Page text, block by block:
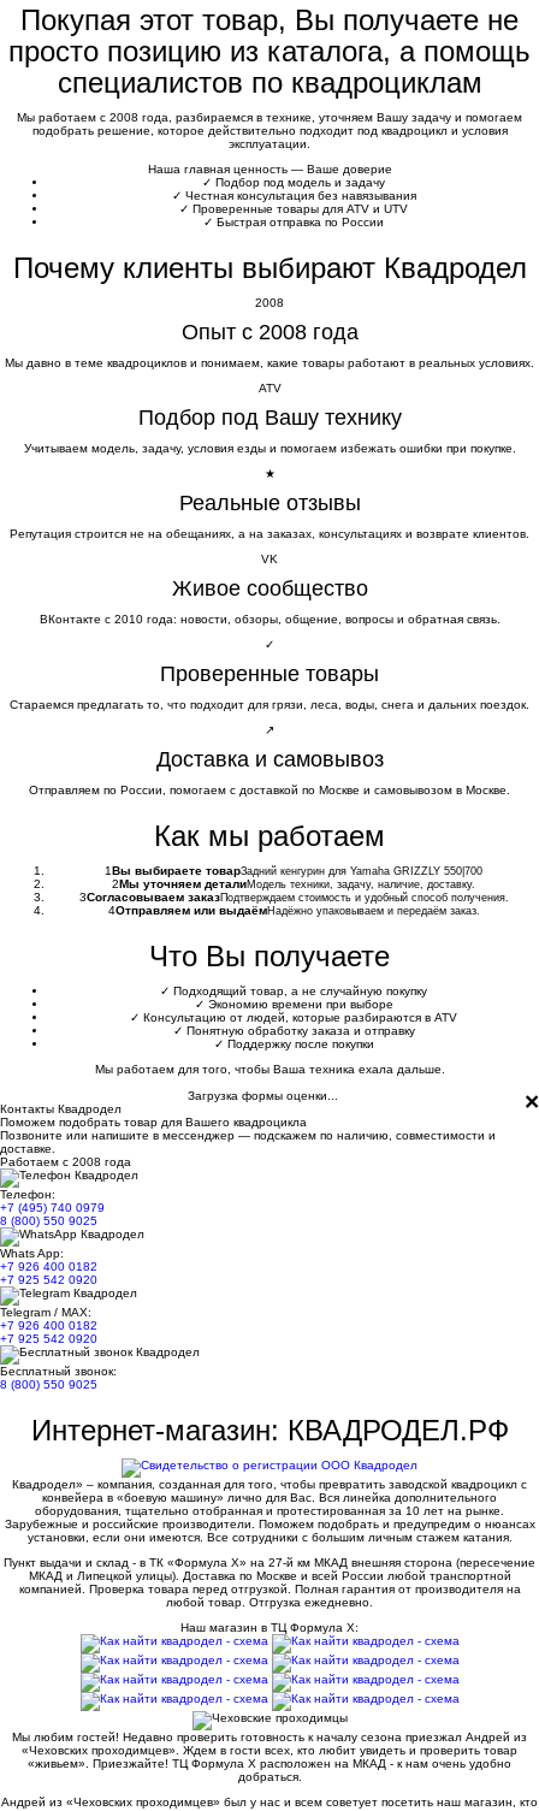
Покупая этот товар, Вы получаете не
просто позицию из каталога, а помощь
специалистов по квадроциклам
Мы работаем с 2008 года, разбираемся в технике, уточняем Вашу задачу и помогаем
подобрать решение, которое действительно подходит под квадроцикл и условия
эксплуатации.
Наша главная ценность — Ваше доверие
✓ Подбор под модель и задачу
✓ Честная консультация без навязывания
✓ Проверенные товары для ATV и UTV
✓ Быстрая отправка по России
Почему клиенты выбирают Квадродел
2008
Опыт с 2008 года
Мы давно в теме квадроциклов и понимаем, какие товары работают в реальных условиях.
ATV
Подбор под Вашу технику
Учитываем модель, задачу, условия езды и помогаем избежать ошибки при покупке.
★
Реальные отзывы
Репутация строится не на обещаниях, а на заказах, консультациях и возврате клиентов.
VK
Живое сообщество
ВКонтакте с 2010 года: новости, обзоры, общение, вопросы и обратная связь.
✓
Проверенные товары
Стараемся предлагать то, что подходит для грязи, леса, воды, снега и дальних поездок.
↗
Доставка и самовывоз
Отправляем по России, помогаем с доставкой по Москве и самовывозом в Москве.
Как мы работаем
1 Вы выбираете товарЗадний кенгурин для Yamaha GRIZZLY 550|700
2 Мы уточняем деталиМодель техники, задачу, наличие, доставку.
3Согласовываем заказПодтверждаем стоимость и удобный способ получения.
4Отправляем или выдаёмНадёжно упаковываем и передаём заказ.
Что Вы получаете
✓ Подходящий товар, а не случайную покупку
✓ Экономию времени при выборе
✓ Консультацию от людей, которые разбираются в ATV
✓ Понятную обработку заказа и отправку
✓ Поддержку после покупки
Мы работаем для того, чтобы Ваша техника ехала дальше.
×
Загрузка формы оценки...
Контакты Квадродел
Поможем подобрать товар для Вашего квадроцикла
Позвоните или напишите в мессенджер — подскажем по наличию, совместимости и
доставке.
Работаем с 2008 года
Телефон:
+7 (495) 740 0979
8 (800) 550 9025
Whats App:
+7 926 400 0182
+7 925 542 0920
Telegram / MAX:
+7 926 400 0182
+7 925 542 0920
Бесплатный звонок:
8 (800) 550 9025
Интернет-магазин: КВАДРОДЕЛ.РФ
Квадродел» – компания, созданная для того, чтобы превратить заводской квадроцикл с
конвейера в «боевую машину» лично для Вас. Вся линейка дополнительного
оборудования, тщательно отобранная и протестированная за 10 лет на рынке.
Зарубежные и российские производители. Поможем подобрать и предупредим о нюансах
установки, если они имеются. Все сотрудники с большим личным стажем катания.
Пункт выдачи и склад - в ТК «Формула X» на 27-й км МКАД внешняя сторона (пересечение
МКАД и Липецкой улицы). Доставка по Москве и всей России любой транспортной
компанией. Проверка товара перед отгрузкой. Полная гарантия от производителя на
любой товар. Отгрузка ежедневно.
Наш магазин в ТЦ Формула Х:
Мы любим гостей! Недавно проверить готовность к началу сезона приезжал Андрей из
«Чеховских проходимцев». Ждем в гости всех, кто любит увидеть и проверить товар
«живьем». Приезжайте! ТЦ Формула Х расположен на МКАД - к нам очень удобно
добраться.
Андрей из «Чеховских проходимцев» был у нас и всем советует посетить наш магазин, кто